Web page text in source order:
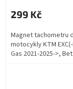
299 Kč
Magnet tachometru
motocykly KTM
Gas 2021-2025->,